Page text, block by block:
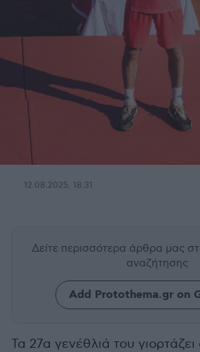
12.08.2025, 18:31
Δείτε περισσότερα άρθρα μας
αναζήτησης
Add Protothema.gr on
Τα 27α γενέθλιά του